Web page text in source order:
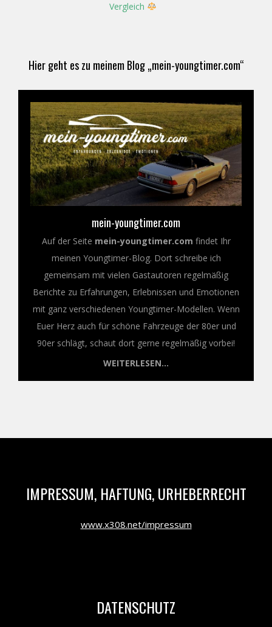
Vergleich
Hier geht es zu meinem Blog „mein-youngtimer.com“
mein-youngtimer.com
Auf der Seite mein-youngtimer.com findet Ihr
meinen Youngtimer-Blog. Dort schreibe ich
gemeinsam mit vielen Gastautoren regelmäßig
Berichte zu Erfahrungen, Erlebnissen und Emotionen
mit ganz verschiedenen Youngtimer-Modellen. Wenn
Euer Herz auch für schöne Fahrzeuge der 80er und
90er schlägt, schaut dort gerne regelmäßig vorbei!
WEITERLESEN...
IMPRESSUM, HAFTUNG, URHEBERRECHT
www.x308.net/impressum
DATENSCHUTZ